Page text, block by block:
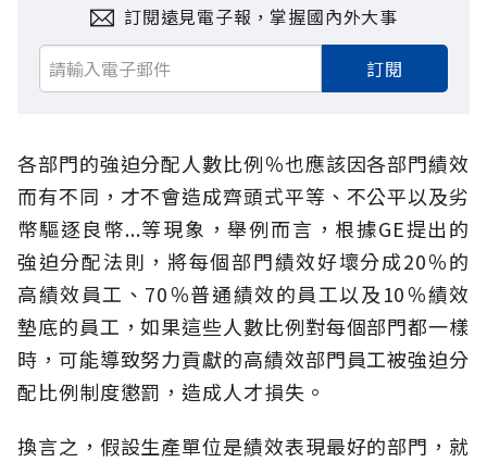
訂閱遠見電子報，掌握國內外大事
訂閱
各部門的強迫分配人數比例％也應該因各部門績效
而有不同，才不會造成齊頭式平等、不公平以及劣
幣驅逐良幣...等現象，舉例而言，根據GE提出的
強迫分配法則，將每個部門績效好壞分成20％的
高績效員工、70％普通績效的員工以及10％績效
墊底的員工，如果這些人數比例對每個部門都一樣
時，可能導致努力貢獻的高績效部門員工被強迫分
配比例制度懲罰，造成人才損失。
換言之，假設生產單位是績效表現最好的部門，就